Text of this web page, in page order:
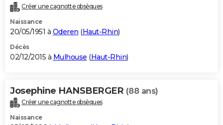
Créer une cagnotte obsèques
Naissance
20/05/1951 à Oderen (Haut-Rhin)
Décès
02/12/2015 à Mulhouse (Haut-Rhin)
Josephine HANSBERGER (88 ans)
Créer une cagnotte obsèques
Naissance